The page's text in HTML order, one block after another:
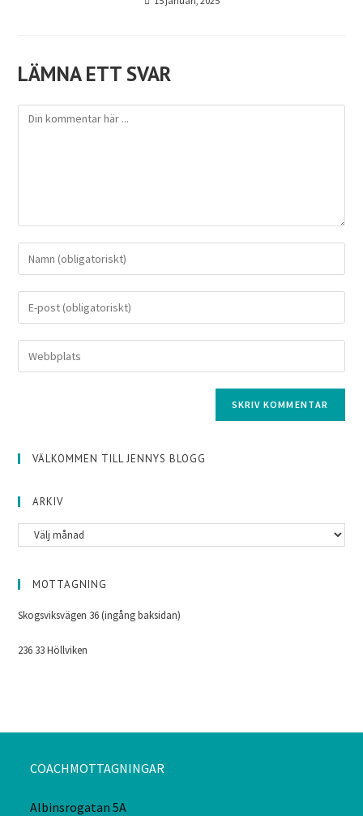
LÄMNA ETT SVAR
VÄLKOMMEN TILL JENNYS BLOGG
ARKIV
MOTTAGNING
Skogsviksvägen 36 (ingång baksidan)
236 33 Höllviken
COACHMOTTAGNINGAR
Albinsrogatan 5A